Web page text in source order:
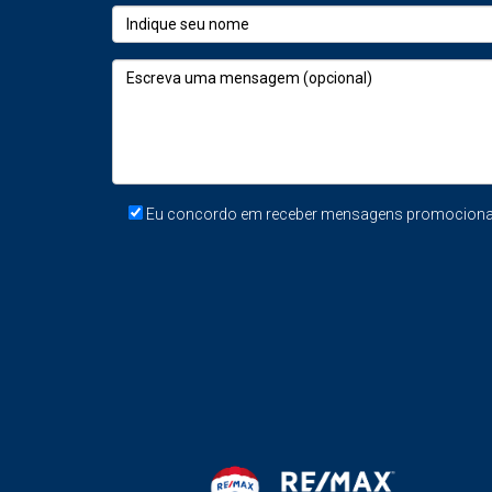
As pessoas estão mais otimistas e
Tomam decisões mais emocionais e
Estão mais dispostas a investir num novo
As famílias conseguem mudar antes do
Evita-se a pressão típica do verão,
fechar negócio no
FAQ – Perguntas Frequentes sobre Vender
Eu concordo em receber mensagens